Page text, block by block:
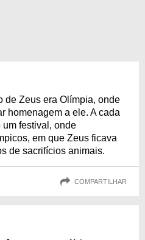
de Zeus era Olímpia, onde
homenagem a ele. A cada
festival, onde
em que Zeus ficava
de sacrifícios animais.
COMPARTILHAR